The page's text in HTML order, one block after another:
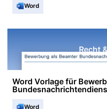
Word
Recht
Word Vorlage für
Word